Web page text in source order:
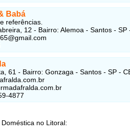
Babá
referências.
12 - Bairro: Alemoa - Santos - SP
61 - Bairro: Gonzaga - Santos - SP -
4877
no Litoral: